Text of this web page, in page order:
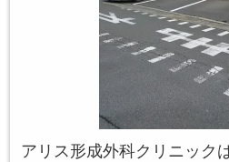
アリス形成外科クリニック